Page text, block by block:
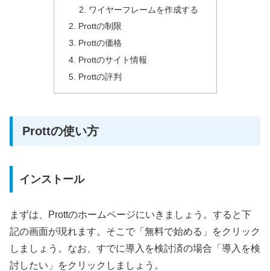
ワイヤーフレームを作成する
Prottの制限
Prottの価格
Prottのサイト情報
Prottの評判
Prottの使い方
インストール
まずは、Prottのホームページにいきましょう。すると下
記の画面が現れます。そこで「無料で始める」をクリック
しましょう。なお、すでに導入を検討済の場合「導入を検
討したい」をクリックしましょう。